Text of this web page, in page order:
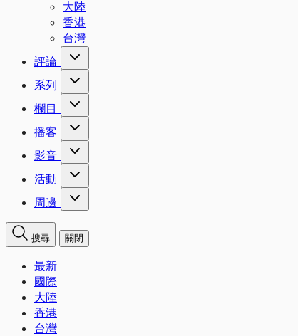
大陸
香港
台灣
評論
系列
欄目
播客
影音
活動
周邊
搜尋 關閉
最新
國際
大陸
香港
台灣